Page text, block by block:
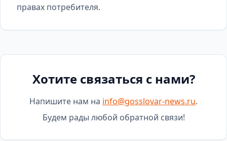
правах потребителя.
Хотите связаться с нами?
Напишите нам на info@gosslovar-news.ru.
Будем рады любой обратной связи!